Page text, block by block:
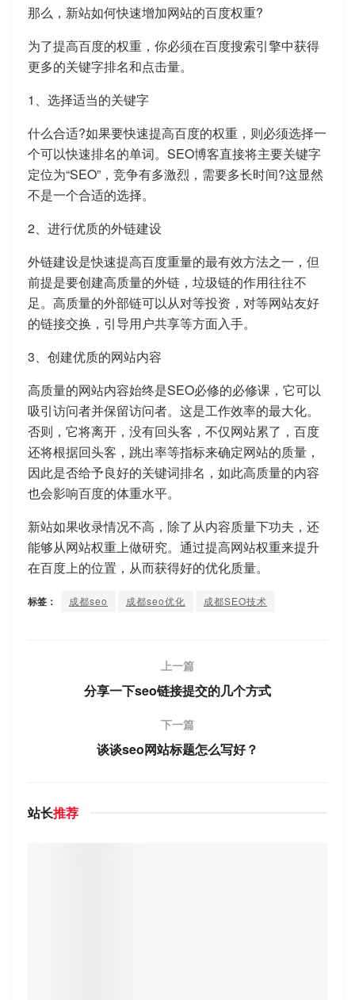
那么，新站如何快速增加网站的百度权重?
为了提高百度的权重，你必须在百度搜索引擎中获得
更多的关键字排名和点击量。
1、选择适当的关键字
什么合适?如果要快速提高百度的权重，则必须选择一
个可以快速排名的单词。SEO博客直接将主要关键字
定位为“SEO”，竞争有多激烈，需要多长时间?这显然
不是一个合适的选择。
2、进行优质的外链建设
外链建设是快速提高百度重量的最有效方法之一，但
前提是要创建高质量的外链，垃圾链的作用往往不
足。高质量的外部链可以从对等投资，对等网站友好
的链接交换，引导用户共享等方面入手。
3、创建优质的网站内容
高质量的网站内容始终是SEO必修的必修课，它可以
吸引访问者并保留访问者。这是工作效率的最大化。
否则，它将离开，没有回头客，不仅网站累了，百度
还将根据回头客，跳出率等指标来确定网站的质量，
因此是否给予良好的关键词排名，如此高质量的内容
也会影响百度的体重水平。
新站如果收录情况不高，除了从内容质量下功夫，还
能够从网站权重上做研究。通过提高网站权重来提升
在百度上的位置，从而获得好的优化质量。
标签： 成都seo 成都seo优化 成都SEO技术
上一篇
分享一下seo链接提交的几个方式
下一篇
谈谈seo网站标题怎么写好？
站长推荐